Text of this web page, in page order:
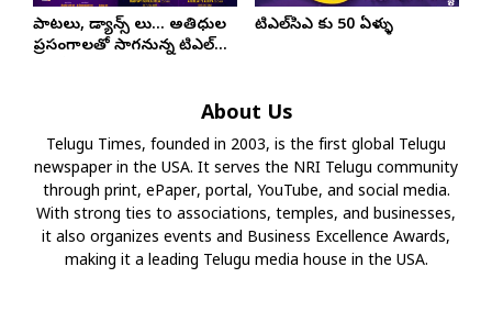
పాటలు, డ్యాన్స్ లు… అతిధుల
ప్రసంగాలతో సాగనున్న టిఎల్‌సిఎ
టిఎల్‌సిఎ కు 50 ఏళ్ళు
About Us
Telugu Times, founded in 2003, is the first global Telugu
newspaper in the USA. It serves the NRI Telugu community
through print, ePaper, portal, YouTube, and social media.
With strong ties to associations, temples, and businesses,
it also organizes events and Business Excellence Awards,
making it a leading Telugu media house in the USA.